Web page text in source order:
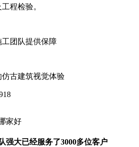
程检验。
团队提供保障
古建筑视觉体验
强大已经服务了3000多位客户